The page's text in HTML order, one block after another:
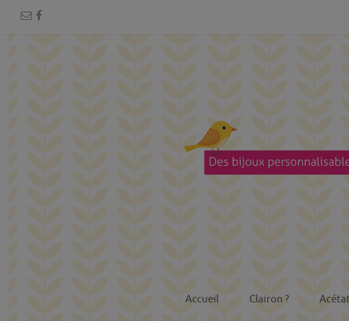
Accueil Clairon ?